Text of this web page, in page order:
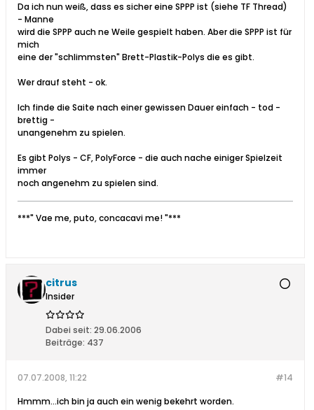
Da ich nun weiß, dass es sicher eine SPPP ist (siehe TF Thread)
- Manne
wird die SPPP auch ne Weile gespielt haben. Aber die SPPP ist für
mich
eine der "schlimmsten" Brett-Plastik-Polys die es gibt.
Wer drauf steht - ok.
Ich finde die Saite nach einer gewissen Dauer einfach - tod -
brettig -
unangenehm zu spielen.
Es gibt Polys - CF, PolyForce - die auch nache einiger Spielzeit
immer
noch angenehm zu spielen sind.
***" Vae me, puto, concacavi me! "***
citrus
Insider
Dabei seit: 29.06.2006
Beiträge: 437
#14
07.07.2008, 11:22
Hmmm...ich bin ja auch ein wenig bekehrt worden.